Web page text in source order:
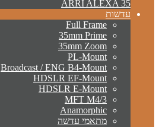
ARRI ALEXA 35
עדשות
Full Frame
35mm Prime
35mm Zoom
PL-Mount
Broadcast / ENG B4-Mount
HDSLR EF-Mount
HDSLR E-Mount
MFT M4/3
Anamorphic
מתאמי עדשה